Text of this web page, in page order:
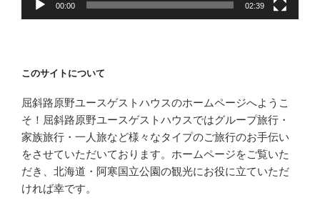
00:00 02:39
このサイトについて
屈斜路原野ユースゲストハウスのホームページへようこ
そ！屈斜路原野ユースゲストハウスではグループ旅行・
家族旅行・一人旅など様々なタイプのご旅行のお手伝い
をさせていただいております。ホームページをご覧いた
だき、北海道・阿寒国立公園の観光にお役に立ていただ
ければ幸です。